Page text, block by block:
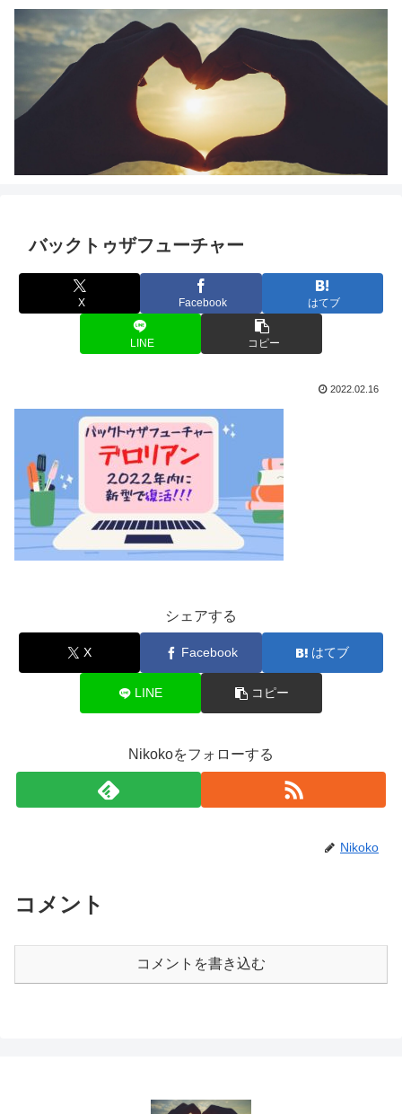
バックトゥザフューチャー
X Facebook はてブ
LINE コピー
2022.02.16
シェアする
X Facebook はてブ
LINE コピー
Nikokoをフォローする
Nikoko
コメント
コメントを書き込む